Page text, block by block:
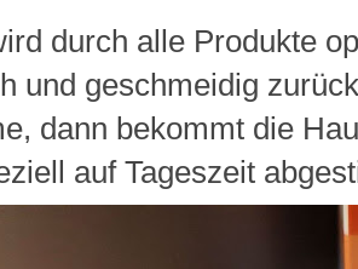
durch alle Produkte
und geschmeidig
dann bekommt die
auf Tageszeit